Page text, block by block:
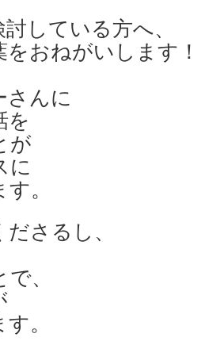
している方へ、
おねがいします！
さんに
を
が
に
。
さるし、
、
。